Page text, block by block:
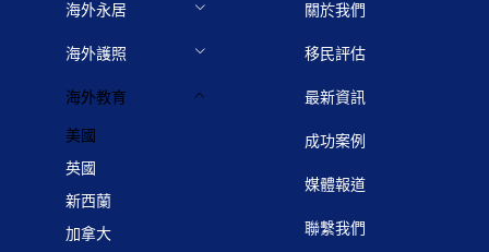
海外永居
海外護照
海外教育
美國
英國
新西蘭
加拿大
關於我們
移民評估
最新資訊
成功案例
媒體報道
聯繫我們